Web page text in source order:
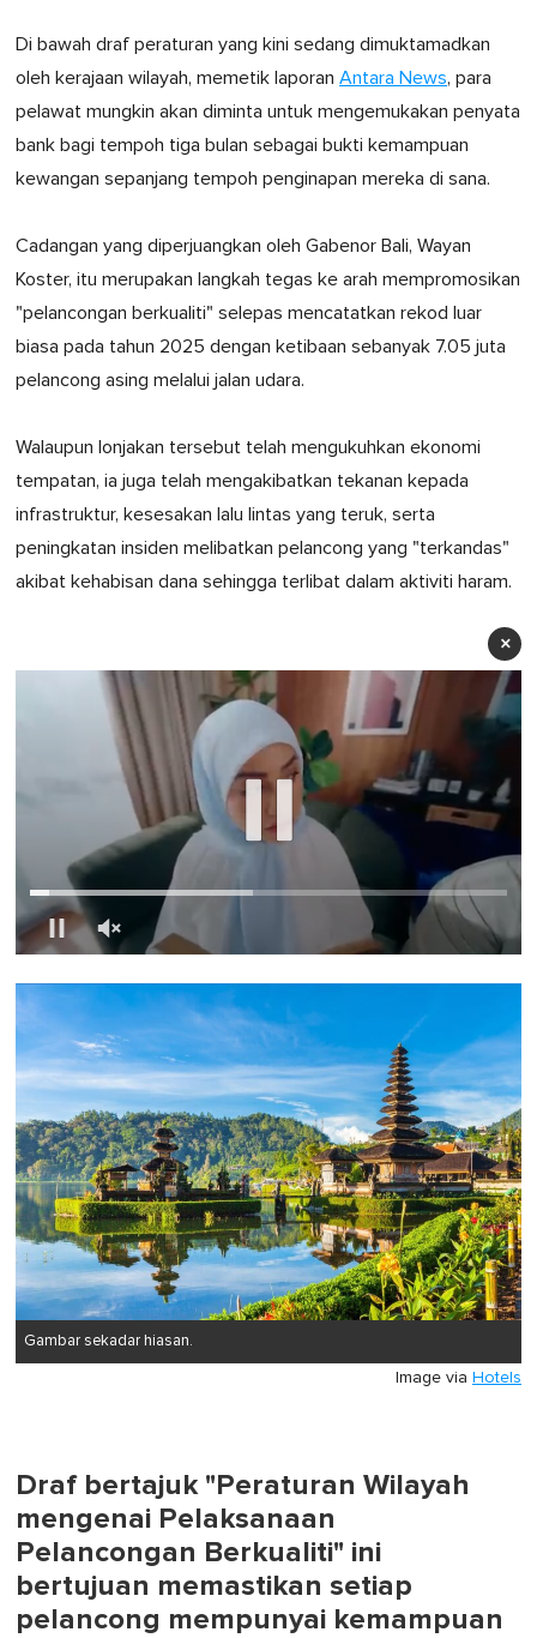
Di bawah draf peraturan yang kini sedang dimuktamadkan
oleh kerajaan wilayah, memetik laporan Antara News, para
pelawat mungkin akan diminta untuk mengemukakan penyata
bank bagi tempoh tiga bulan sebagai bukti kemampuan
kewangan sepanjang tempoh penginapan mereka di sana.
Cadangan yang diperjuangkan oleh Gabenor Bali, Wayan
Koster, itu merupakan langkah tegas ke arah mempromosikan
"pelancongan berkualiti" selepas mencatatkan rekod luar
biasa pada tahun 2025 dengan ketibaan sebanyak 7.05 juta
pelancong asing melalui jalan udara.
Walaupun lonjakan tersebut telah mengukuhkan ekonomi
tempatan, ia juga telah mengakibatkan tekanan kepada
infrastruktur, kesesakan lalu lintas yang teruk, serta
peningkatan insiden melibatkan pelancong yang "terkandas"
akibat kehabisan dana sehingga terlibat dalam aktiviti haram.
×
of
1
minute,
Gambar sekadar hiasan.
Image via Hotels
Draf bertajuk "Peraturan Wilayah
mengenai Pelaksanaan
Pelancongan Berkualiti" ini
bertujuan memastikan setiap
pelancong mempunyai kemampuan